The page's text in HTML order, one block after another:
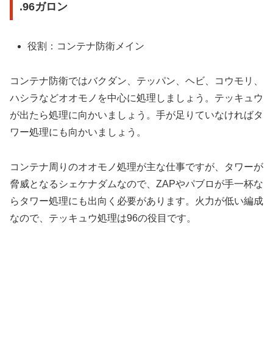
.96ガロン
役割：コンテナ防衛メイン
コンテナ防衛ではバクダン、テッパン、ヘビ、コウモリ、
ハシラなどオオモノを中心に処理しましょう。テッキュウ
が出たら処理に向かいましょう。手が足りていなければタ
ワー処理にも向かいましょう。
コンテナ周りのオオモノ処理が主な仕事ですが、タワーが
脅威となるシェケナダムなので、ZAPやパブロが手一杯な
らタワー処理にも出向く必要があります。火力が低い編成
なので、テッキュウ処理は96の役目です。